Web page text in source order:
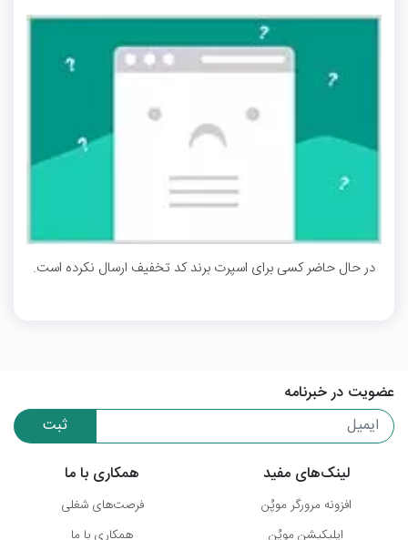
در حال حاضر کسی برای اسپرت برند کد تخفیف ارسال نکرده است.
عضویت در خبرنامه
ثبت
لینک‌های مفید
افزونه مرورگر موپُن
اپلیکیشن موپُن
همکاری با ما
فرصت‌های شغلی
همکاری با ما